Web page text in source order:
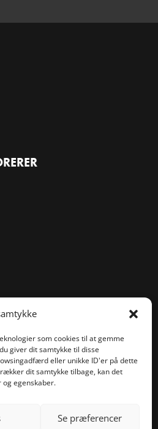
som cookies til at gemme
giver dit samtykke til disse
eller unikke ID'er på dette
dit samtykke tilbage, kan det
og egenskaber.
Se præferencer